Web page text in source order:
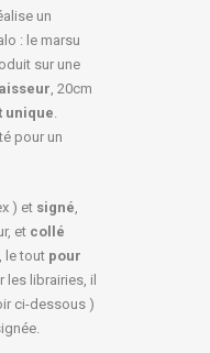
un
: le marsu
sur une
, 20cm
unique.
pour un
) et signé,
et collé
le tout pour
les librairies, il
ci-dessous )